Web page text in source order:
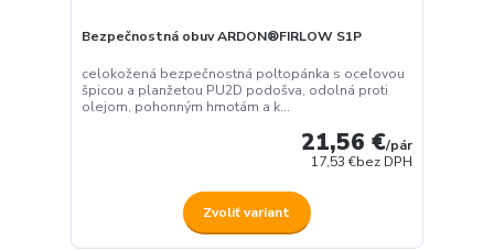
Bezpečnostná obuv ARDON®FIRLOW S1P
celokožená bezpečnostná poltopánka s oceľovou
špicou a planžetou PU2D podošva, odolná proti
olejom, pohonným hmotám a k...
21,56 €/pár
17,53 €bez DPH
Zvoliť variant